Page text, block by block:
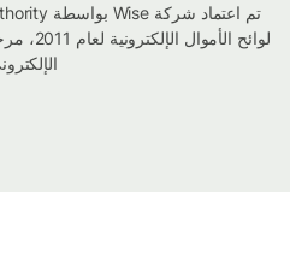
لوائح الأموال الإلكترونية لعام 2011، مرجع الشركة
الإلكتروني.